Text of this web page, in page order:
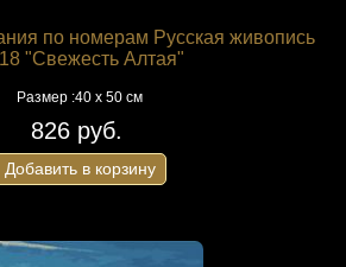
по номерам Русская живопись
"Свежесть Алтая"
Размер :40 х 50 см
826 руб.
Добавить в корзину